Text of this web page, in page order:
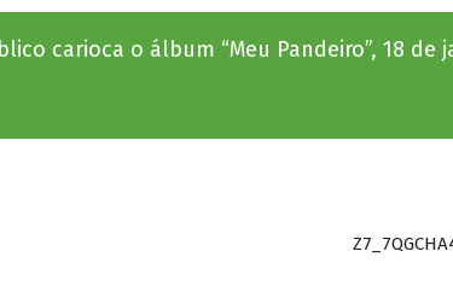
carioca o álbum “Meu Pandeiro”, 18 de